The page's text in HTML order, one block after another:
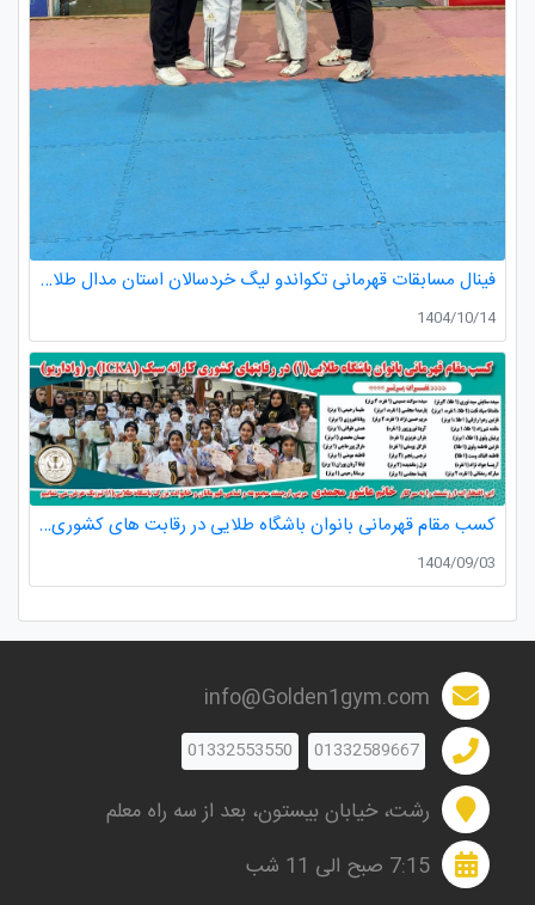
فینال مسابقات قهرمانی تکواندو لیگ خردسالان استان مدال طلا صدرا ظفری از باشگاه طلایی به مربیگری استاد عسکری مربی ارزنده باشگاه
1404/10/14
کسب مقام قهرمانی بانوان باشگاه طلایی در رقابت های کشوری کاراته
1404/09/03
info@Golden1gym.com
01332589667
01332553550
رشت، خیابان بیستون، بعد از سه راه معلم
7:15 صبح الی 11 شب